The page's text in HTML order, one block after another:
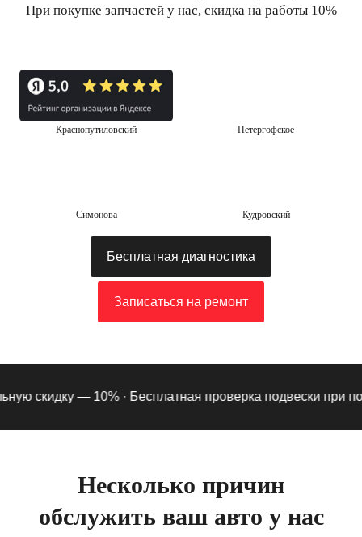
При покупке запчастей у нас, скидка на работы 10%
Краснопутиловский Петергофское
Симонова Кудровский
Бесплатная диагностика
Записаться на ремонт
скидку — 10% ·Бесплатная проверка подвески при
Несколько причин
обслужить ваш авто у нас